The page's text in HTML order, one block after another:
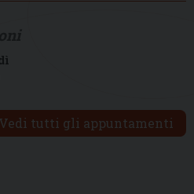
Vedi tutti gli appuntamenti